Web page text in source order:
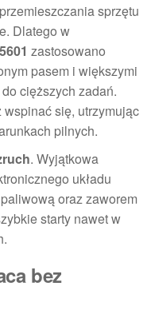
sprzętu
Dlatego w
zastosowano
pasem i większymi
cięższych zadań.
się, utrzymując
pilnych.
. Wyjątkowa
układu
oraz zaworem
starty nawet w
bez